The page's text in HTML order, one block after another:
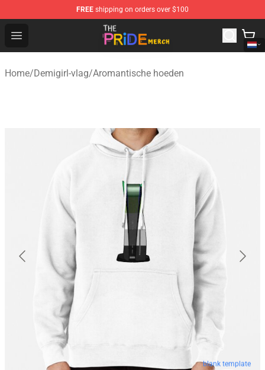
FREE shipping on orders over $100
Open menu
The Pride Shop - Official The Pride Merchandise Store
Home/Demigirl-vlag/Aromantische hoeden
blank template